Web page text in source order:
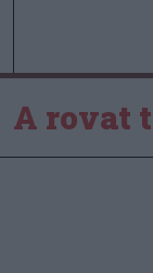
A rovat